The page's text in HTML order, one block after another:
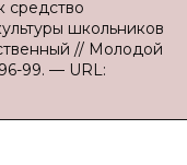
средство
школьников
// Молодой
99. — URL: